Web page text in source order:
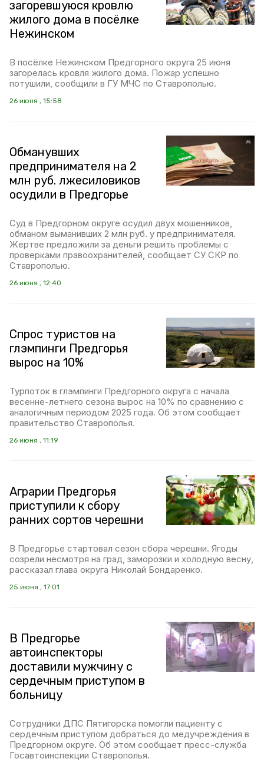
загоревшуюся кровлю
жилого дома в посёлке
Нежинском
В посёлке Нежинском Предгорного округа 25 июня
загорелась кровля жилого дома. Пожар успешно
потушили, сообщили в ГУ МЧС по Ставрополью.
26 июня , 15:58
Обманувших
предпринимателя на 2
млн руб. лжесиловиков
осудили в Предгорье
Суд в Предгорном округе осудил двух мошенников,
обманом выманивших 2 млн руб. у предпринимателя.
Жертве предложили за деньги решить проблемы с
проверками правоохранителей, сообщает СУ СКР по
Ставрополью.
26 июня , 12:40
Спрос туристов на
глэмпинги Предгорья
вырос на 10%
Турпоток в глэмпинги Предгорного округа с начала
весенне-летнего сезона вырос на 10% по сравнению с
аналогичным периодом 2025 года. Об этом сообщает
правительство Ставрополья.
26 июня , 11:19
Аграрии Предгорья
приступили к сбору
ранних сортов черешни
В Предгорье стартовал сезон сбора черешни. Ягоды
созрели несмотря на град, заморозки и холодную весну,
рассказал глава округа Николай Бондаренко.
25 июня , 17:01
В Предгорье
автоинспекторы
доставили мужчину с
сердечным приступом в
больницу
Сотрудники ДПС Пятигорска помогли пациенту с
сердечным приступом добраться до медучреждения в
Предгорном округе. Об этом сообщает пресс-служба
Госавтоинспекции Ставрополья.